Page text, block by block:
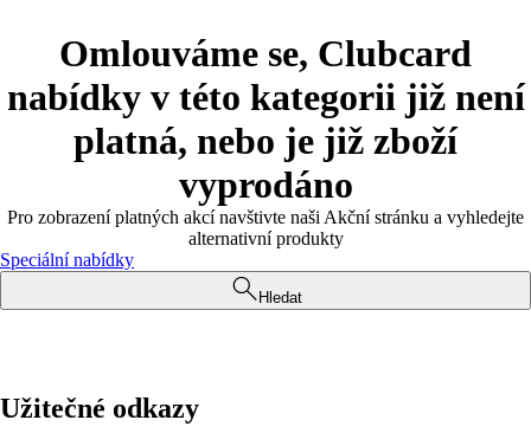
Omlouváme se, Clubcard
nabídky v této kategorii již není
platná, nebo je již zboží
vyprodáno
Pro zobrazení platných akcí navštivte naši Akční stránku a vyhledejte
alternativní produkty
Speciální nabídky
Hledat
Užitečné odkazy